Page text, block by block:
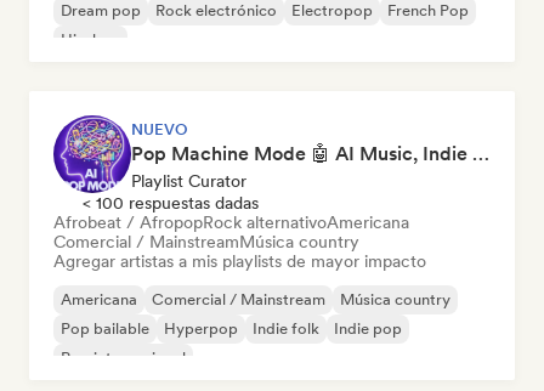
Dream pop
Rock electrónico Electropop
French Pop
Hip-hop
NUEVO
Pop Machine Mode 🤖 AI Music, Indie Pop & Dream Pop
Playlist Curator
< 100 respuestas dadas
Afrobeat / AfropopRock alternativoAmericana
Comercial / MainstreamMúsica country
Agregar artistas a mis playlists de mayor impacto
Americana Comercial / Mainstream
Música country
Pop bailable
Hyperpop Indie folk
Indie pop
Pop internacional